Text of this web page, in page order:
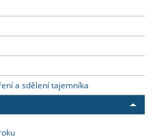
a sdělení tajemníka